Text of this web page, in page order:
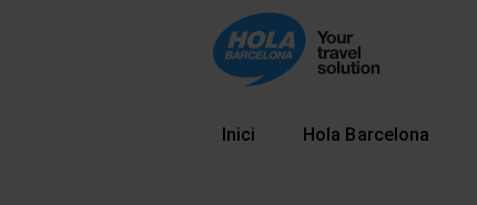
Navegació principal
Inici Hola Barcelona